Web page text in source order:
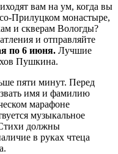
вам на ум, когда вы
Прилуцком монастыре,
и скверам Вологды?
и отправляйте
по 6 июня. Лучшие
Пушкина.
пяти минут. Перед
имя и фамилию
марафоне
музыкальное
должны
в руках чтеца